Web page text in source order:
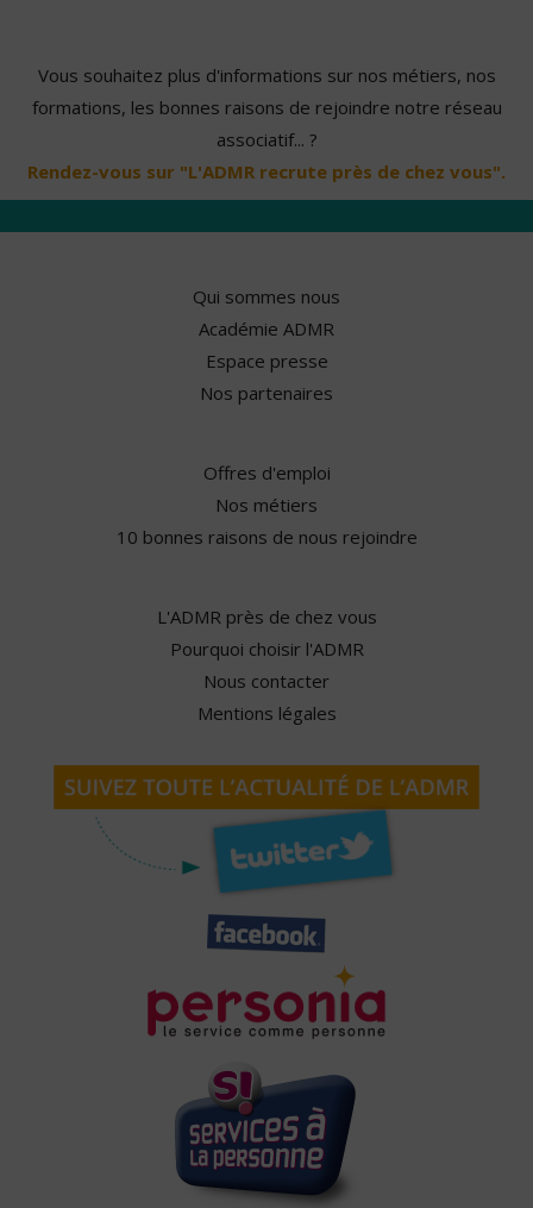
Vous souhaitez plus d'informations sur nos métiers, nos
formations, les bonnes raisons de rejoindre notre réseau
associatif... ?
Rendez-vous sur "L'ADMR recrute près de chez vous".
Qui sommes nous
Académie ADMR
Espace presse
Nos partenaires
Offres d'emploi
Nos métiers
10 bonnes raisons de nous rejoindre
L'ADMR près de chez vous
Pourquoi choisir l'ADMR
Nous contacter
Mentions légales